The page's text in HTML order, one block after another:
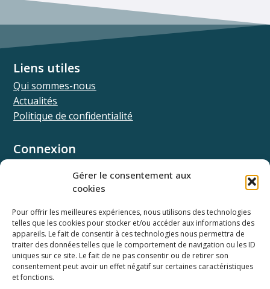
Gérer le consentement aux
cookies
Pour offrir les meilleures expériences, nous utilisons des technologies
telles que les cookies pour stocker et/ou accéder aux informations des
appareils. Le fait de consentir à ces technologies nous permettra de
traiter des données telles que le comportement de navigation ou les ID
uniques sur ce site. Le fait de ne pas consentir ou de retirer son
consentement peut avoir un effet négatif sur certaines caractéristiques
et fonctions.
Ressources
Documentation SSO
Documentation API
Webinaires
Connexion
Univ.theia
Liens utiles
Qui sommes-nous
Actualités
Politique de confidentialité